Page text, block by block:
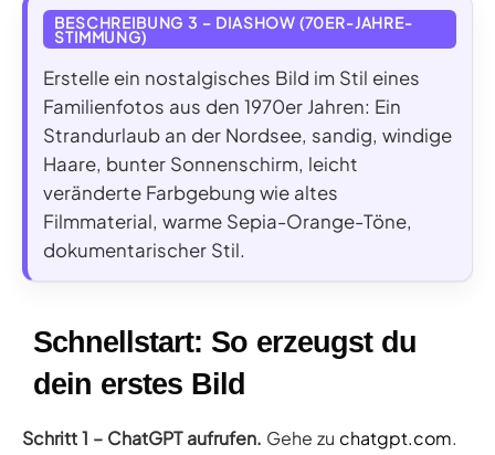
BESCHREIBUNG 3 – DIASHOW (70ER-JAHRE-
STIMMUNG)
Erstelle ein nostalgisches Bild im Stil eines
Familienfotos aus den 1970er Jahren: Ein
Strandurlaub an der Nordsee, sandig, windige
Haare, bunter Sonnenschirm, leicht
veränderte Farbgebung wie altes
Filmmaterial, warme Sepia-Orange-Töne,
dokumentarischer Stil.
Schnellstart: So erzeugst du
dein erstes Bild
Schritt 1 – ChatGPT aufrufen. Gehe zu chatgpt.com.